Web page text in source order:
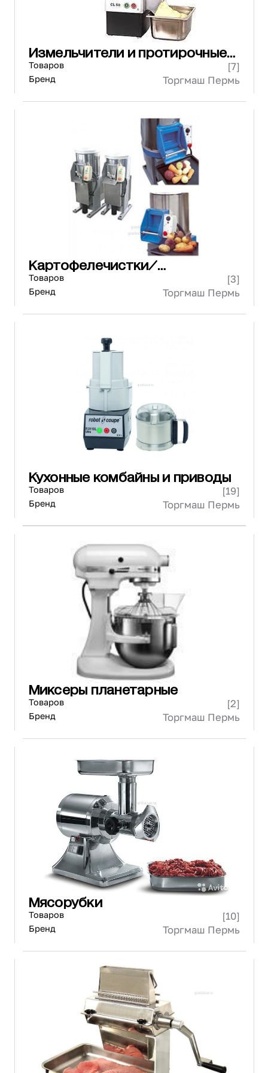
Измельчители и протирочные
машины
Товаров [7]
Бренд Торгмаш Пермь
Картофелечистки/
Овощеочистительные машины
Товаров [3]
Бренд Торгмаш Пермь
Кухонные комбайны и приводы
Товаров [19]
Бренд Торгмаш Пермь
Миксеры планетарные
Товаров [2]
Бренд Торгмаш Пермь
Мясорубки
Товаров [10]
Бренд Торгмаш Пермь